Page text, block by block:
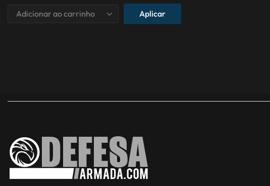
Aplicar